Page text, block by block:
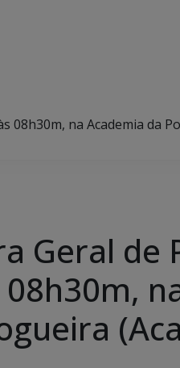
na Academia da
Geral de